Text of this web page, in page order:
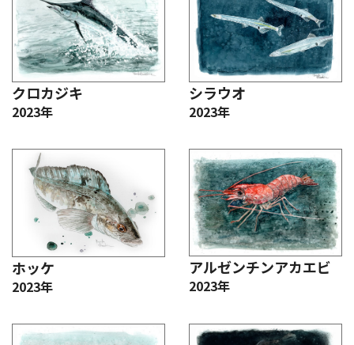
クロカジキ
2023年
シラウオ
2023年
ホッケ
2023年
アルゼンチンアカエビ
2023年